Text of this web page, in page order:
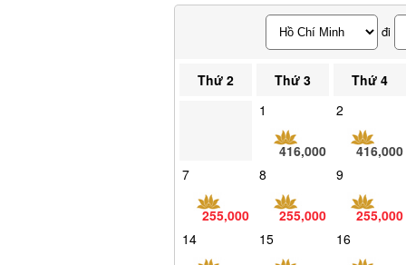
đi
Thứ 2 Thứ 3
Thứ 4
416,000
2
416,000
7
255,000
8
255,000
9
255,000
14
15 16